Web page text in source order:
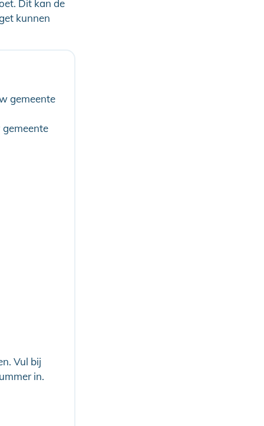
Dit kan de
kunnen
gemeente
Vul bij
in.